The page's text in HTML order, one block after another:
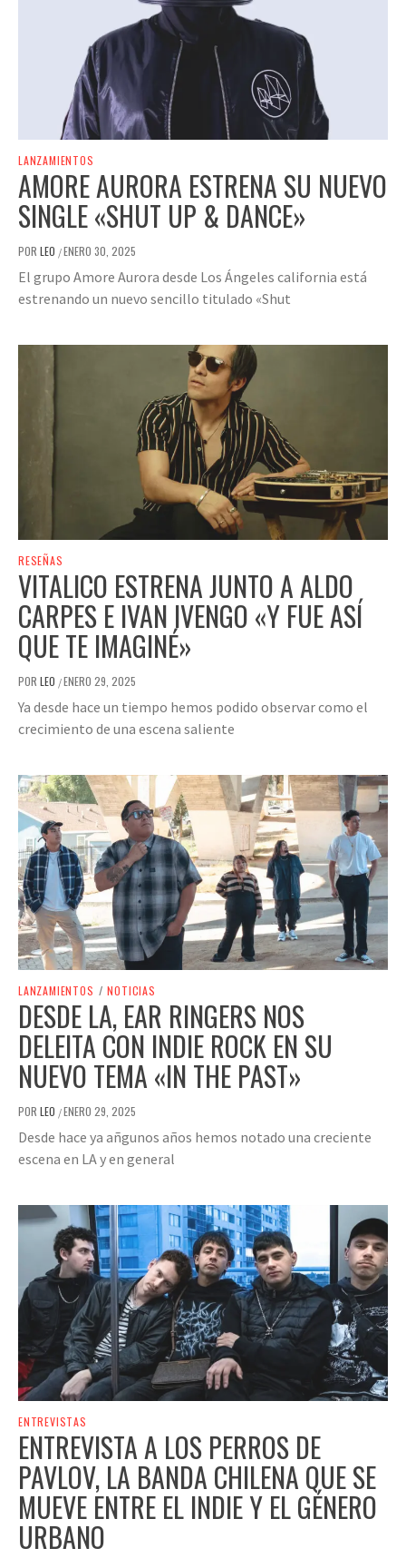
LANZAMIENTOS
AMORE AURORA ESTRENA SU NUEVO
SINGLE «SHUT UP & DANCE»
POR LEO /ENERO 30, 2025
El grupo Amore Aurora desde Los Ángeles california está
estrenando un nuevo sencillo titulado «Shut
RESEÑAS
VITALICO ESTRENA JUNTO A ALDO
CARPES E IVAN IVENGO «Y FUE ASÍ
QUE TE IMAGINÉ»
POR LEO /ENERO 29, 2025
Ya desde hace un tiempo hemos podido observar como el
crecimiento de una escena saliente
LANZAMIENTOS / NOTICIAS
DESDE LA, EAR RINGERS NOS
DELEITA CON INDIE ROCK EN SU
NUEVO TEMA «IN THE PAST»
POR LEO /ENERO 29, 2025
Desde hace ya añgunos años hemos notado una creciente
escena en LA y en general
ENTREVISTAS
ENTREVISTA A LOS PERROS DE
PAVLOV, LA BANDA CHILENA QUE SE
MUEVE ENTRE EL INDIE Y EL GÉNERO
URBANO